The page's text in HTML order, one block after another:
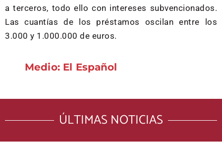
a terceros, todo ello con intereses subvencionados.
Las cuantías de los préstamos oscilan entre los
3.000 y 1.000.000 de euros.
Medio: El Español
ÚLTIMAS NOTICIAS